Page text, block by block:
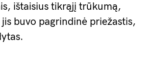
ištaisius tikrąjį trūkumą,
buvo pagrindinė priežastis,